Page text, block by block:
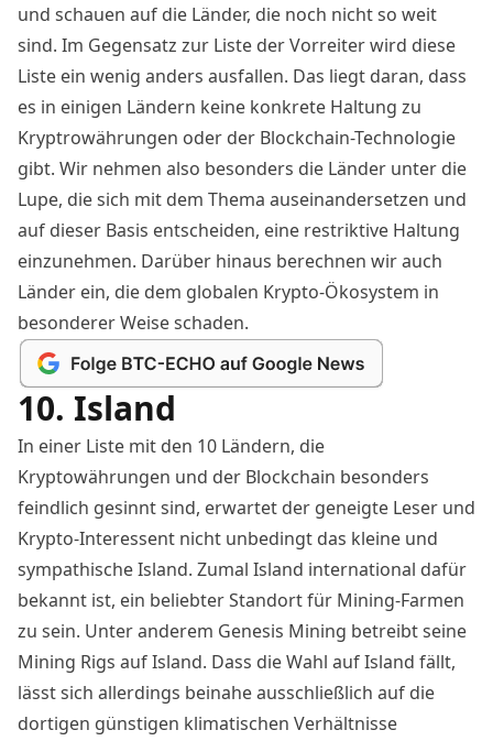
und schauen auf die Länder, die noch nicht so weit
sind. Im Gegensatz zur Liste der Vorreiter wird diese
Liste ein wenig anders ausfallen. Das liegt daran, dass
es in einigen Ländern keine konkrete Haltung zu
Kryptrowährungen oder der Blockchain-Technologie
gibt. Wir nehmen also besonders die Länder unter die
Lupe, die sich mit dem Thema auseinandersetzen und
auf dieser Basis entscheiden, eine restriktive Haltung
einzunehmen. Darüber hinaus berechnen wir auch
Länder ein, die dem globalen Krypto-Ökosystem in
besonderer Weise schaden.
10. Island
In einer Liste mit den 10 Ländern, die
Kryptowährungen und der Blockchain besonders
feindlich gesinnt sind, erwartet der geneigte Leser und
Krypto-Interessent nicht unbedingt das kleine und
sympathische Island. Zumal Island international dafür
bekannt ist, ein beliebter Standort für Mining-Farmen
zu sein. Unter anderem Genesis Mining betreibt seine
Mining Rigs auf Island. Dass die Wahl auf Island fällt,
lässt sich allerdings beinahe ausschließlich auf die
dortigen günstigen klimatischen Verhältnisse